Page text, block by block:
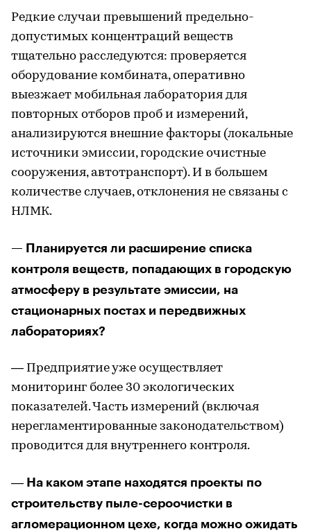
Редкие случаи превышений предельно-
допустимых концентраций веществ
тщательно расследуются: проверяется
оборудование комбината, оперативно
выезжает мобильная лаборатория для
повторных отборов проб и измерений,
анализируются внешние факторы (локальные
источники эмиссии, городские очистные
сооружения, автотранспорт). И в большем
количестве случаев, отклонения не связаны с
НЛМК.
— Планируется ли расширение списка
контроля веществ, попадающих в городскую
атмосферу в результате эмиссии, на
стационарных постах и передвижных
лабораториях?
— Предприятие уже осуществляет
мониторинг более 30 экологических
показателей. Часть измерений (включая
нерегламентированные законодательством)
проводится для внутреннего контроля.
― На каком этапе находятся проекты по
строительству пыле-сероочистки в
агломерационном цехе, когда можно ожидать